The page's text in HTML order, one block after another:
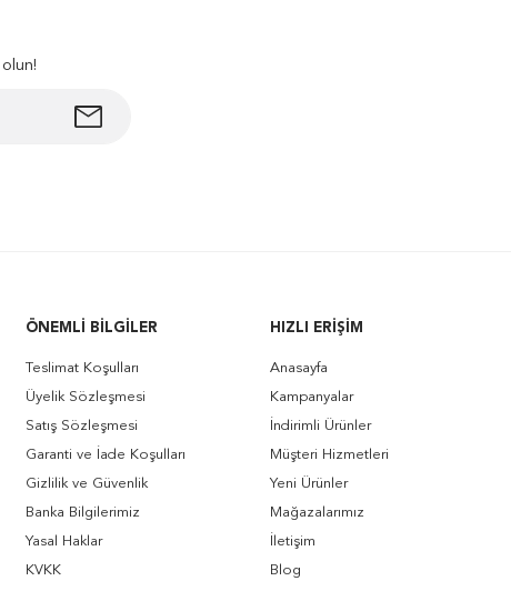
ÖNEMLI BILGILER
Teslimat Koşulları
Üyelik Sözleşmesi
Satış Sözleşmesi
Garanti ve İade Koşulları
Gizlilik ve Güvenlik
Banka Bilgilerimiz
Yasal Haklar
KVKK
HIZLI ERIŞIM
Anasayfa
Kampanyalar
İndirimli Ürünler
Müşteri Hizmetleri
Yeni Ürünler
Mağazalarımız
İletişim
Blog